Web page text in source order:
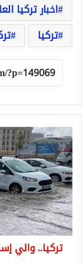
اخبار تركيا
تركيا
تركيا..
والي
إسطنبول
يحذر
السكان
من
الساعات
القادمة
تركيا.. والي